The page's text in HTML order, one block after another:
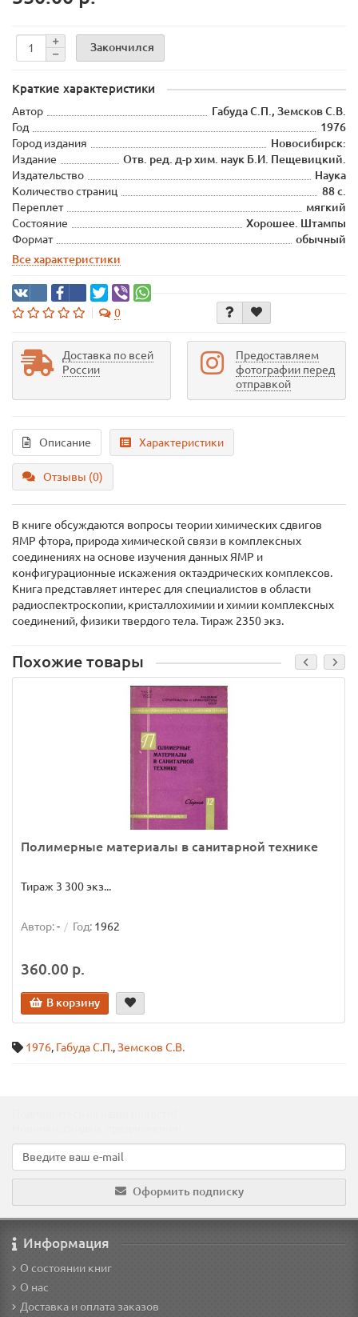
Закончился
Краткие характеристики
Автор
Габуда С.П., Земсков С.В.
Год
1976
Город издания
Новосибирск:
Издание
Отв. ред. д-р хим. наук Б.И. Пещевицкий.
Издательство
Наука
Количество страниц
88 с.
Переплет
мягкий
Состояние
Хорошее. Штампы
Формат
обычный
Все характеристики
0
Доставка по всей
России
Предоставляем
фотографии перед
отправкой
Описание Характеристики
Отзывы (0)
В книге обсуждаются вопросы теории химических сдвигов
ЯМР фтора, природа химической связи в комплексных
соединениях на основе изучения данных ЯМР и
конфигурационные искажения октаэдрических комплексов.
Книга представляет интерес для специалистов в области
радиоспектроскопии, кристаллохимии и химии комплексных
соединений, физики твердого тела. Тираж 2350 экз.
Похожие товары
Полимерные материалы в санитарной технике
Тираж 3 300 экз...
Автор:- Год: 1962
360.00 р.
В корзину
1976, Габуда С.П.,Земсков С.В.
Оформить подписку
Информация
О состоянии книг
О нас
Доставка и оплата заказов